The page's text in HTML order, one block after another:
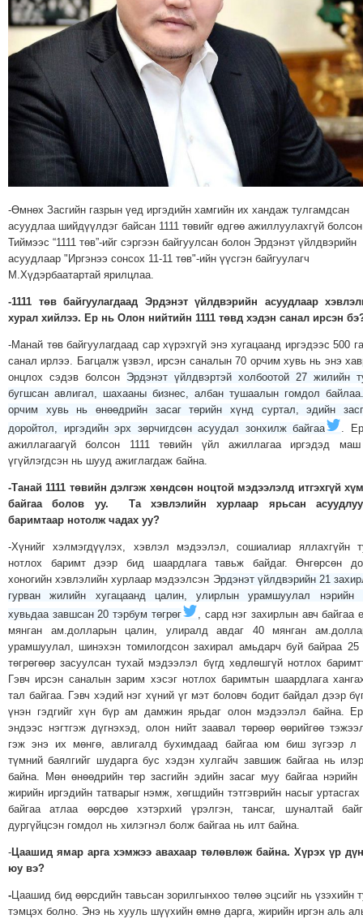
МЭДЭХҮЙ
ТЕХНОЛОГИ
ЭРДЭНЭТ
ҮЙЛДВЭРИЙН
ЭРГЭН
ТОЙРОНД
ХАВРЫН
ЧУУЛГАНЫ
ЭРГЭН
ТОЙРОНД
"ОУВС"-
ИЙН
ЭРГЭН
ЭРГЭН
ТОЙРОНД
ГРАНАТ
ДЭЛБЭРСЭН
ОСЛЫН
ТОДОТГОЛЫН
ТОЙРОНД
ЕРӨНХИЙЛӨГЧИЙН
СОНГУУЛИЙН
ЭРГЭН
29
ДҮГЭЭР
СУРГУУЛИЙН
ТОЙРОНД
ЗӨРЧЛИЙН
ЭРГЭН
ТОЙРОНД
ЕРӨНХИЙЛӨГЧИЙН
СОНГУУЛЬ-2017
-Өмнөх Засгийн газрын үед иргэдийн хамгийн их хандаж тулгамдсан
асуудлаа шийдүүлдэг байсан 1111 төвийг өдгөө ажиллуулахгүй
Тиймээс “1111 төв”-ийг сэргээн байгуулсан болон Эрдэнэт үйлдвэрийн
асуудлаар "Иргэнээ сонсох 11-11 төв"-ийн үүсгэн байгуулагч
М.Хүдэрбаатартай ярилцлаа.
-1111 төв байгуулагдаад Эрдэнэт үйлдвэрийн асуудлаар
хурал хийлээ. Ер нь Олон нийтийн 1111 төвд хэдэн санал ирсэн
-Манай төв байгуулагдаад сар хүрэхгүй энэ хугацаанд иргэдээс 500
санал ирлээ. Багцалж үзвэл, ирсэн саналын 70 орчим хувь нь энэ
онцлох сэдэв болсон Эрдэнэт үйлдвэртэй холбоотой 27 жилийн
бугшсан авлигал, шахааны бизнес, албан тушаалын гомдол
орчим хувь нь өнөөдрийн засаг төрийн хүнд суртал, эдийн
доройтол, иргэдийн эрх зөрчигдсөн асуудал зонхилж байгаа
.
ажиллагаагүй болсон 1111 төвийн үйл ажиллагаа иргэдэд
үгүйлэгдсэн нь шууд ажиглагдаж байна.
-Танай 1111 төвийн дэлгэж хөндсөн ноцтой мэдээлэлд итгэхгүй
байгаа болов уу. Та хэвлэлийн хурлаар ярьсан
баримтаар нотолж чадах уу?
-Хүнийг хэлмэгдүүлэх, хэвлэл мэдээлэл, сошиалиар яллахгүйн
нотлох баримт дээр бид шаардлага тавьж байдаг. Өнгөрсөн
хоногийн хэвлэлийн хурлаар мэдээлсэн Эрдэнэт үйлдвэрийн 21
гурван жилийн хугацаанд цалин, улирлын урамшуулал нэрийн
хувьдаа завшсан 20 тэрбум төгрөг
, сард нэг захирлын авч байгаа
мянган ам.долларын цалин, улиралд авдаг 40 мянган
урамшуулал, шинэхэн томилогдсон захирал амьдарч буй байраа 25
төгрөгөөр засуулсан тухай мэдээлэл бүгд хөдлөшгүй нотлох
Гэвч ирсэн саналын зарим хэсэг нотлох баримтын шаардлага
тал байгаа. Гэвч хэдий нэг хүний үг мэт боловч бодит байдал дээр
үнэн гэдгийг хүн бүр ам дамжин ярьдаг олон мэдээлэл байна.
эндээс нэгтгэж дүгнэхэд, олон нийт заавал төрөөр өөрийгөө
гэж энэ их мөнгө, авлигалд бухимдаад байгаа юм биш зүгээр л
түмний баялгийг шударга бус хэдэн хулгайч завшиж байгаа нь
байна. Мөн өнөөдрийн төр засгийн эдийн засаг муу байгаа нэрийн
жирийн иргэдийн татварыг нэмж, хөгшдийн тэтгэврийн насыг уртасгах
байгаа атлаа өөрсдөө хэтэрхий үрэлгэн, тансаг, шуналтай
дургүйцсэн гомдол нь хилэгнэл болж байгаа нь илт байна.
-Цаашид ямар арга хэмжээ авахаар төлөвлөж байна. Хүрэх үр
юу вэ?
-Цаашид бид өөрсдийн тавьсан зорилгынхоо төлөө эцсийг нь үзэхийн
тэмцэх болно. Энэ нь хууль шүүхийн өмнө дарга, жирийн иргэн аль